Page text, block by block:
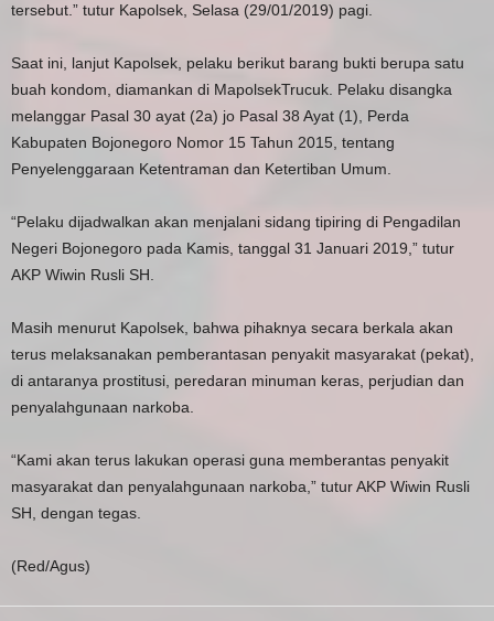
tersebut.” tutur Kapolsek, Selasa (29/01/2019) pagi.
Saat ini, lanjut Kapolsek, pelaku berikut barang bukti berupa satu
buah kondom, diamankan di MapolsekTrucuk. Pelaku disangka
melanggar Pasal 30 ayat (2a) jo Pasal 38 Ayat (1), Perda
Kabupaten Bojonegoro Nomor 15 Tahun 2015, tentang
Penyelenggaraan Ketentraman dan Ketertiban Umum.
“Pelaku dijadwalkan akan menjalani sidang tipiring di Pengadilan
Negeri Bojonegoro pada Kamis, tanggal 31 Januari 2019,” tutur
AKP Wiwin Rusli SH.
Masih menurut Kapolsek, bahwa pihaknya secara berkala akan
terus melaksanakan pemberantasan penyakit masyarakat (pekat),
di antaranya prostitusi, peredaran minuman keras, perjudian dan
penyalahgunaan narkoba.
“Kami akan terus lakukan operasi guna memberantas penyakit
masyarakat dan penyalahgunaan narkoba,” tutur AKP Wiwin Rusli
SH, dengan tegas.
(Red/Agus)